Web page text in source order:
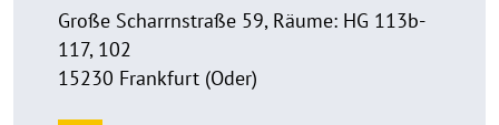
Große Scharrnstraße 59, Räume: HG 113b-
117, 102
15230 Frankfurt (Oder)